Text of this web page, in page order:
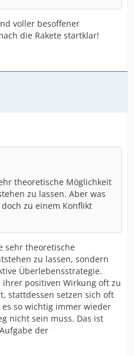
voller besoffener
die Rakete startklar!
theoretische Möglichkeit
zu lassen. Aber was
zu einem Konflikt
sehr theoretische
zu lassen, sondern
Überlebensstrategie.
positiven Wirkung oft zu
stattdessen setzen sich oft
so wichtig immer wieder
nicht sein muss. Das ist
der